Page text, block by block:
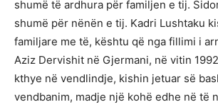
shumë të ardhura për familjen e tij.
shumë për nënën e tij. Kadri Lushtaku
familjare me të, kështu që nga fillimi i
Aziz Dervishit në Gjermani, në vitin
kthye në vendlindje, kishin jetuar së
vendbanim, madje një kohë edhe në të